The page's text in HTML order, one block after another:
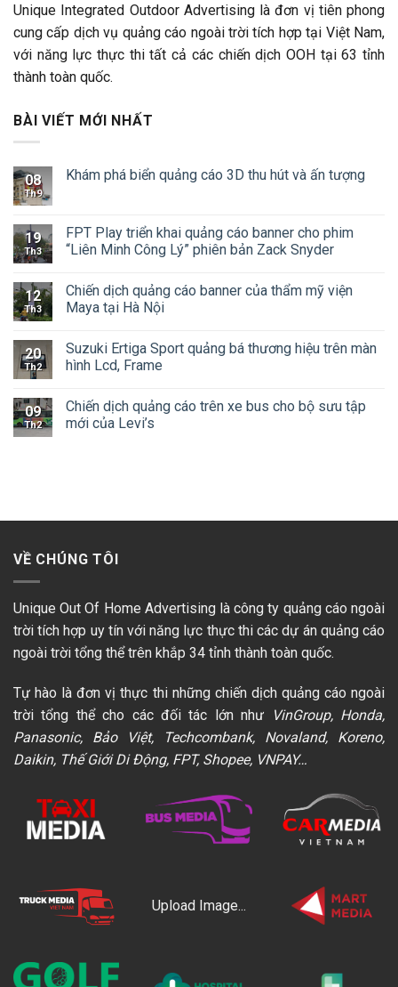
Unique Integrated Outdoor Advertising là đơn vị tiên phong
cung cấp dịch vụ quảng cáo ngoài trời tích hợp tại Việt Nam,
với năng lực thực thi tất cả các chiến dịch OOH tại 63 tỉnh
thành toàn quốc.
BÀI VIẾT MỚI NHẤT
08
Th9
Khám phá biển quảng cáo 3D thu hút và ấn tượng
19
Th3
FPT Play triển khai quảng cáo banner cho phim
“Liên Minh Công Lý” phiên bản Zack Snyder
12
Th3
Chiến dịch quảng cáo banner của thẩm mỹ viện
Maya tại Hà Nội
20
Th2
Suzuki Ertiga Sport quảng bá thương hiệu trên màn
hình Lcd, Frame
09
Th2
Chiến dịch quảng cáo trên xe bus cho bộ sưu tập
mới của Levi’s
VỀ CHÚNG TÔI
Unique Out Of Home Advertising là công ty quảng cáo ngoài
trời tích hợp uy tín với năng lực thực thi các dự án quảng cáo
ngoài trời tổng thể trên khắp 34 tỉnh thành toàn quốc.
Tự hào là đơn vị thực thi những chiến dịch quảng cáo ngoài
trời tổng thể cho các đối tác lớn như
VinGroup, Honda,
Panasonic, Bảo Việt, Techcombank, Novaland, Koreno,
Daikin, Thế Giới Di Động, FPT, Shopee, VNPAY…
Upload Image...